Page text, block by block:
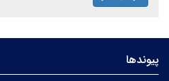
پیوندها